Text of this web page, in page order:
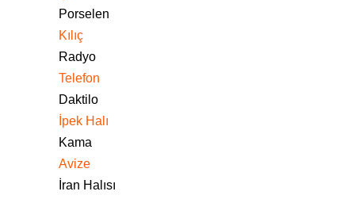
Porselen
Kılıç
Radyo
Telefon
Daktilo
İpek Halı
Kama
Avize
İran Halısı